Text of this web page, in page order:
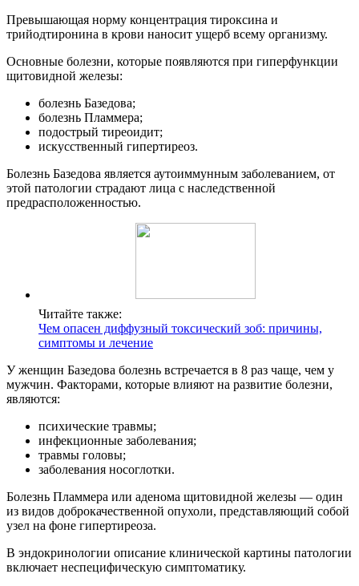
Превышающая норму концентрация тироксина и
трийодтиронина в крови наносит ущерб всему организму.
Основные болезни, которые появляются при гиперфункции
щитовидной железы:
болезнь Базедова;
болезнь Пламмера;
подострый тиреоидит;
искусственный гипертиреоз.
Болезнь Базедова является аутоиммунным заболеванием, от
этой патологии страдают лица с наследственной
предрасположенностью.
Читайте также:
Чем опасен диффузный токсический зоб: причины,
симптомы и лечение
У женщин Базедова болезнь встречается в 8 раз чаще, чем у
мужчин. Факторами, которые влияют на развитие болезни,
являются:
психические травмы;
инфекционные заболевания;
травмы головы;
заболевания носоглотки.
Болезнь Пламмера или аденома щитовидной железы — один
из видов доброкачественной опухоли, представляющий собой
узел на фоне гипертиреоза.
В эндокринологии описание клинической картины патологии
включает неспецифическую симптоматику.